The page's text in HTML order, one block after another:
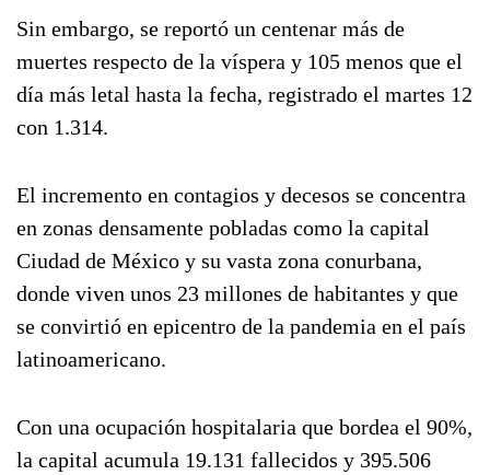
Sin embargo, se reportó un centenar más de
muertes respecto de la víspera y 105 menos que el
día más letal hasta la fecha, registrado el martes 12
con 1.314.
El incremento en contagios y decesos se concentra
en zonas densamente pobladas como la capital
Ciudad de México y su vasta zona conurbana,
donde viven unos 23 millones de habitantes y que
se convirtió en epicentro de la pandemia en el país
latinoamericano.
Con una ocupación hospitalaria que bordea el 90%,
la capital acumula 19.131 fallecidos y 395.506